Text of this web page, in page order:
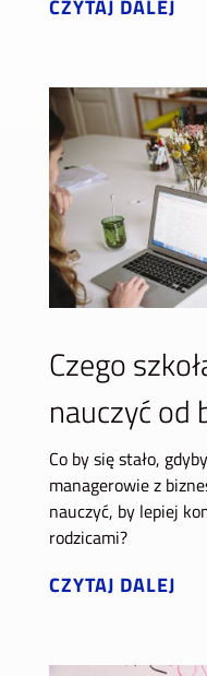
CZYTAJ DALEJ
Czego
nauczyć od
Co by się stało,
managerowie z
nauczyć, by lepiej
rodzicami?
CZYTAJ DALEJ